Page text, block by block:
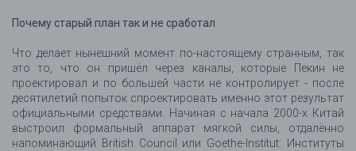
Почему старый план так и не сработал
Что делает нынешний момент по-настоящему странным, так
это то, что он пришёл через каналы, которые Пекин не
проектировал и по большей части не контролирует - после
десятилетий попыток спроектировать именно этот результат
официальными средствами. Начиная с начала 2000-х Китай
выстроил формальный аппарат мягкой силы, отдалённо
напоминающий British Council или Goethe-Institut: Институты